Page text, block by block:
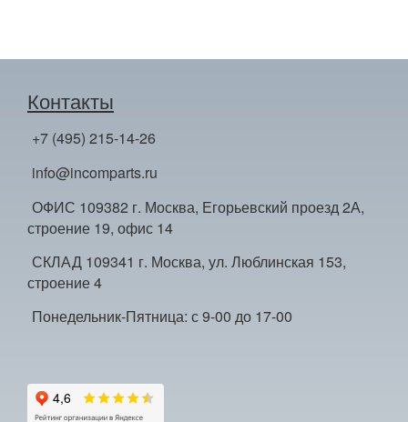
Контакты
+7 (495) 215-14-26
info@incomparts.ru
ОФИС 109382 г. Москва, Егорьевский проезд 2А,
строение 19, офис 14
СКЛАД 109341 г. Москва, ул. Люблинская 153,
строение 4
Понедельник-Пятница: с 9-00 до 17-00